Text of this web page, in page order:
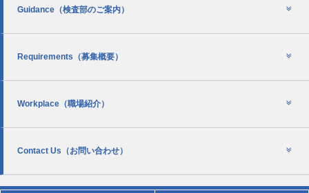
Guidance （検査部のご案内）
Requirements （募集概要）
Workplace （職場紹介）
Contact Us （お問い合わせ）